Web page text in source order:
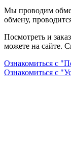
Мы проводим
обмену,
Посмотреть и
можете на сайте.
Ознакомиться с
Ознакомиться с